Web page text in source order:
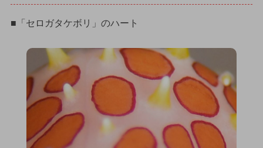
■「セロガタケボリ」のハート